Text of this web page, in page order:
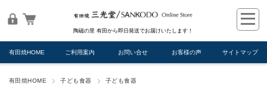
陶磁の里 有田から即日発送でお届けいたします！
有田焼HOME ご利用案内 お問い合せ お客様の声 サイトマップ
有田焼HOME 子ども食器 子ども食器